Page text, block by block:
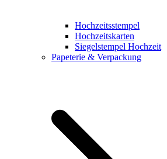
Hochzeitsstempel
Hochzeitskarten
Siegelstempel Hochzeit
Papeterie & Verpackung